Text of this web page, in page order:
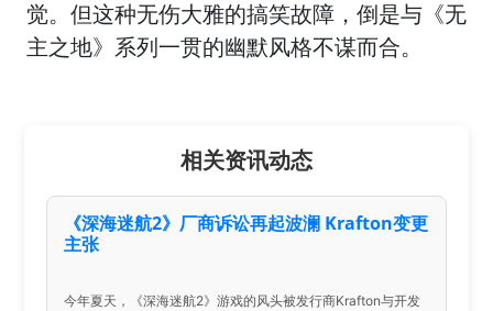
觉。但这种无伤大雅的搞笑故障，倒是与《无
主之地》系列一贯的幽默风格不谋而合。
相关资讯动态
《深海迷航2》厂商诉讼再起波澜 Krafton变更
主张
今年夏天，《深海迷航2》游戏的风头被发行商Krafton与开发